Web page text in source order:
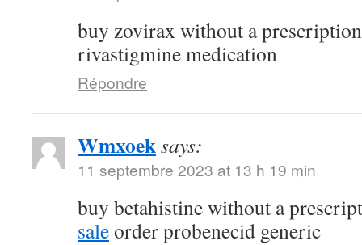
buy zovirax without a
rivastigmine medication
Répondre
Wmxoeksays:
11 septembre 2023 at 13 h 19 min
buy betahistine without a
saleorder probenecid generic